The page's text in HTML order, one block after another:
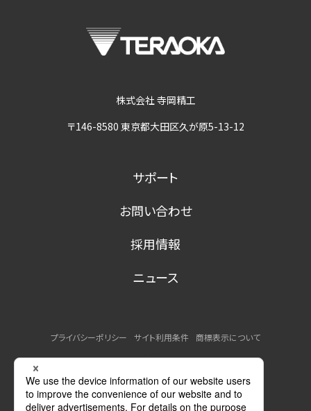
株式会社 寺岡精工
〒146-8580 東京都大田区久が原5-13-12
サポート
お問い合わせ
採用情報
ニュース
プライバシーポリシー サイト利用条件
商標表示について
MSDSの提供について